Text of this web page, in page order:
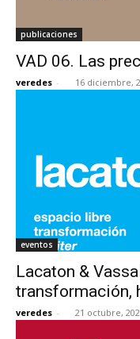
publicaciones
VAD 06. Las
veredes - 16 diciembre,
eventos
Lacaton &
transformación,
veredes - 21 octubre,